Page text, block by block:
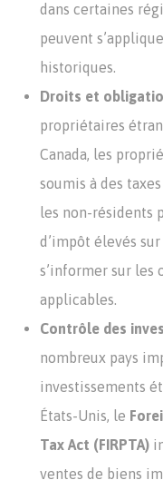
dans certaines
peuvent
historiques.
Droits et
propriétaires
Canada, les
soumis à des
les non-résidents
d’impôt élevés
s’informer sur les
applicables.
Contrôle des
nombreux pays
investissements
États-Unis, le
Tax Act (FIRPTA)
ventes de biens